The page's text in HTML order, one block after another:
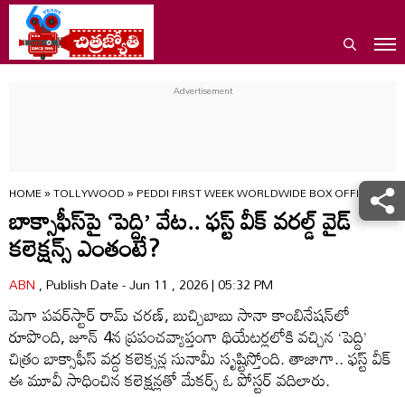
HOME»TOLLYWOOD»PEDDI FIRST WEEK WORLDWIDE BOX OFFICE
బాక్సాఫీస్‌పై ‘పెద్ది’ వేట.. ఫస్ట్ వీక్ వరల్డ్ వైడ్
కలెక్షన్స్ ఎంతంటే?
ABN, Publish Date - Jun 11 , 2026 | 05:32 PM
మెగా పవర్‌స్టార్ రామ్ చరణ్, బుచ్చిబాబు సానా కాంబినేషన్‌లో
రూపొంది, జూన్ 4న ప్రపంచవ్యాప్తంగా థియేటర్లలోకి వచ్చిన ‘పెద్ది’
చిత్రం బాక్సాఫీస్ వద్ద కలెక్సన్ల సునామీ సృష్టిస్తోంది. తాజాగా.. ఫస్ట్ వీక్
ఈ మూవీ సాధించిన కలెక్షన్లతో మేకర్స్ ఓ పోస్టర్ వదిలారు.